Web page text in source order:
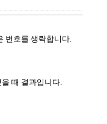
번호를 생략합니다.
때 결과입니다.